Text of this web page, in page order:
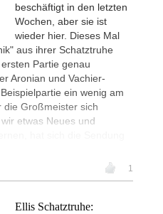
beschäftigt in den letzten
Wochen, aber sie ist
wieder hier. Dieses Mal
aus ihrer Schatztruhe
Partie genau
Aronian und Vachier-
ein wenig am
die Großmeister sich
etwas Neues und
1
Ellis Schatztruhe: